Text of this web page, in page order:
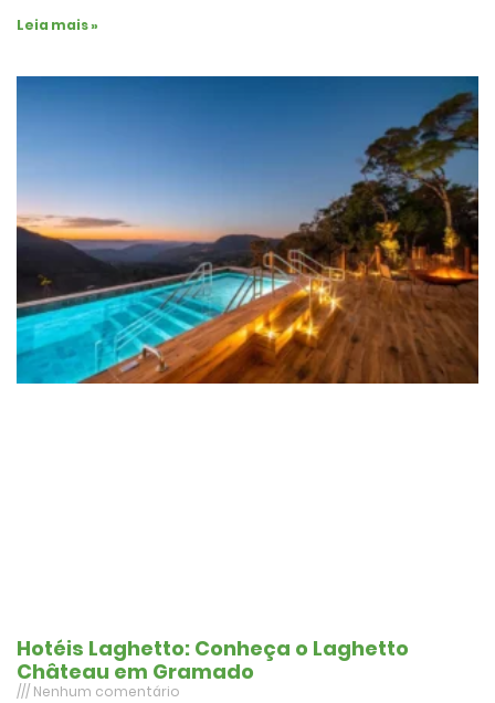
Leia mais »
Hotéis Laghetto: Conheça o Laghetto
Château em Gramado
Nenhum comentário